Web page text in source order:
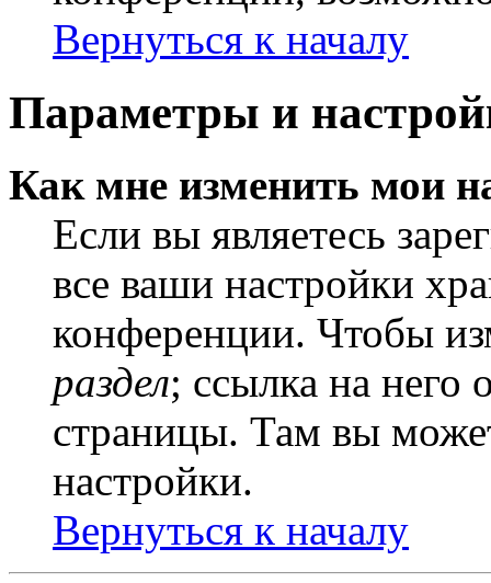
Вернуться к началу
Параметры и
Как мне изменить мои
Если вы являетесь
все ваши настройки
конференции. Чтобы
раздел; ссылка на него
страницы. Там вы
настройки.
Вернуться к началу